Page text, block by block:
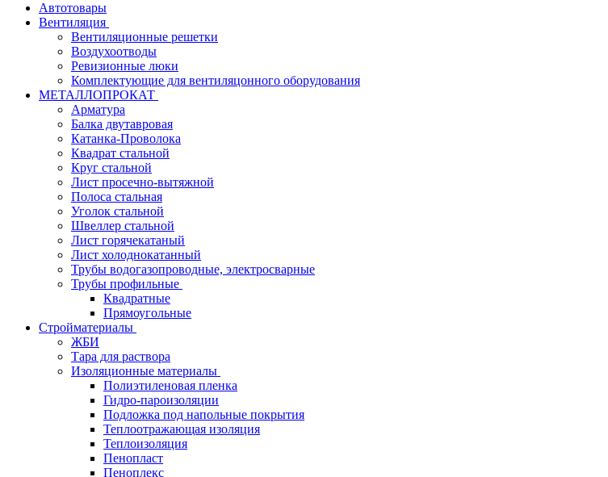
Автотовары
Вентиляция
Вентиляционные решетки
Воздухоотводы
Ревизионные люки
Комплектующие для вентиляцонного оборудования
МЕТАЛЛОПРОКАТ
Арматура
Балка двутавровая
Катанка-Проволока
Квадрат стальной
Круг стальной
Лист просечно-вытяжной
Полоса стальная
Уголок стальной
Швеллер стальной
Лист горячекатаный
Лист холоднокатанный
Трубы водогазопроводные, электросварные
Трубы профильные
Квадратные
Прямоугольные
Стройматериалы
ЖБИ
Тара для раствора
Изоляционные материалы
Полиэтиленовая пленка
Гидро-пароизоляции
Подложка под напольные покрытия
Теплоотражающая изоляция
Теплоизоляция
Пенопласт
Пеноплекс